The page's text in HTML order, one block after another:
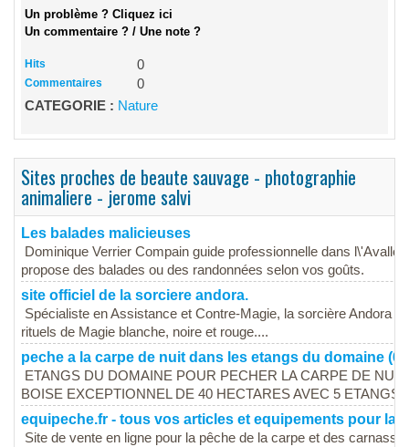
Un problème ? Cliquez ici
Un commentaire ? / Une note ?
Hits 0
Commentaires
0
CATEGORIE : Nature
Sites proches de beaute sauvage - photographie
animaliere - jerome salvi
Les balades malicieuses
Dominique Verrier Compain guide professionnelle dans
propose des balades ou des randonnées selon vos goûts.
site officiel de la sorciere andora.
Spécialiste en Assistance et Contre-Magie, la sorcière Andora
rituels de Magie blanche, noire et rouge....
peche a la carpe de nuit dans les etangs du domaine
ETANGS DU DOMAINE POUR PECHER LA CARPE DE
BOISE EXCEPTIONNEL DE 40 HECTARES AVEC 5
equipeche.fr - tous vos articles et equipements pour la
Site de vente en ligne pour la pêche de la carpe et des